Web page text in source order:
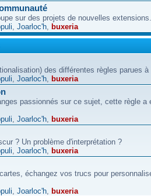
sur des projets de nouvelles extensions.
, Joarloc'h, buxeria
des différentes règles parues à
, Joarloc'h, buxeria
passionnés sur ce sujet, cette règle a
, Joarloc'h, buxeria
? Un problème d'interprétation ?
, Joarloc'h, buxeria
échangez vos trucs pour
, Joarloc'h, buxeria